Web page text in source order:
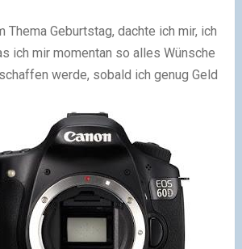
Thema Geburtstag, dachte ich mir, ich
ich mir momentan so alles Wünsche
werde, sobald ich genug Geld